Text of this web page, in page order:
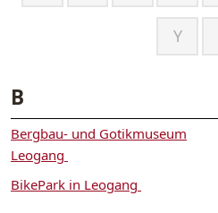
Y
B
Bergbau- und Gotikmuseum
Leogang
BikePark in Leogang